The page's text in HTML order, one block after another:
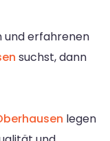
und erfahrenen
suchst, dann
legen